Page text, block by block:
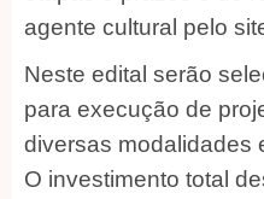
agente cultural pelo
Neste edital serão
para execução de
diversas modalidades
O investimento total